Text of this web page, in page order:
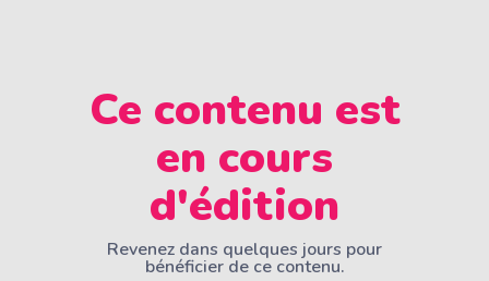
Ce contenu est
en cours
d'édition
Revenez dans quelques jours pour
bénéficier de ce contenu.